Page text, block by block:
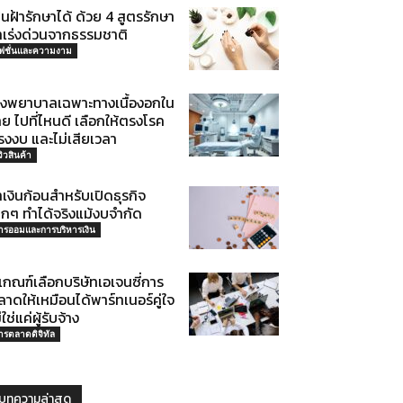
นฝ้ารักษาได้ ด้วย 4 สูตรรักษา
ร่งด่วนจากธรรมชาติ
ชั่นและความงาม
พยาบาลเฉพาะทางเนื้องอกใน
ไปที่ไหนดี เลือกให้ตรงโรค
งบ และไม่เสียเวลา
วสินค้า
เงินก้อนสำหรับเปิดธุรกิจ
กๆ ทำได้จริงแม้งบจำกัด
รออมและการบริหารเงิน
กณฑ์เลือกบริษัทเอเจนซี่การ
าดให้เหมือนได้พาร์ทเนอร์คู่ใจ
ช่แค่ผู้รับจ้าง
รตลาดดิจิทัล
บทความล่าสุด